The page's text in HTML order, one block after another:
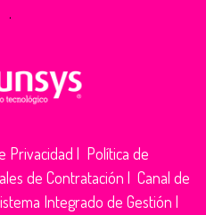
.
Privacidad | Política de
de Contratación | Canal de
Integrado de Gestión |